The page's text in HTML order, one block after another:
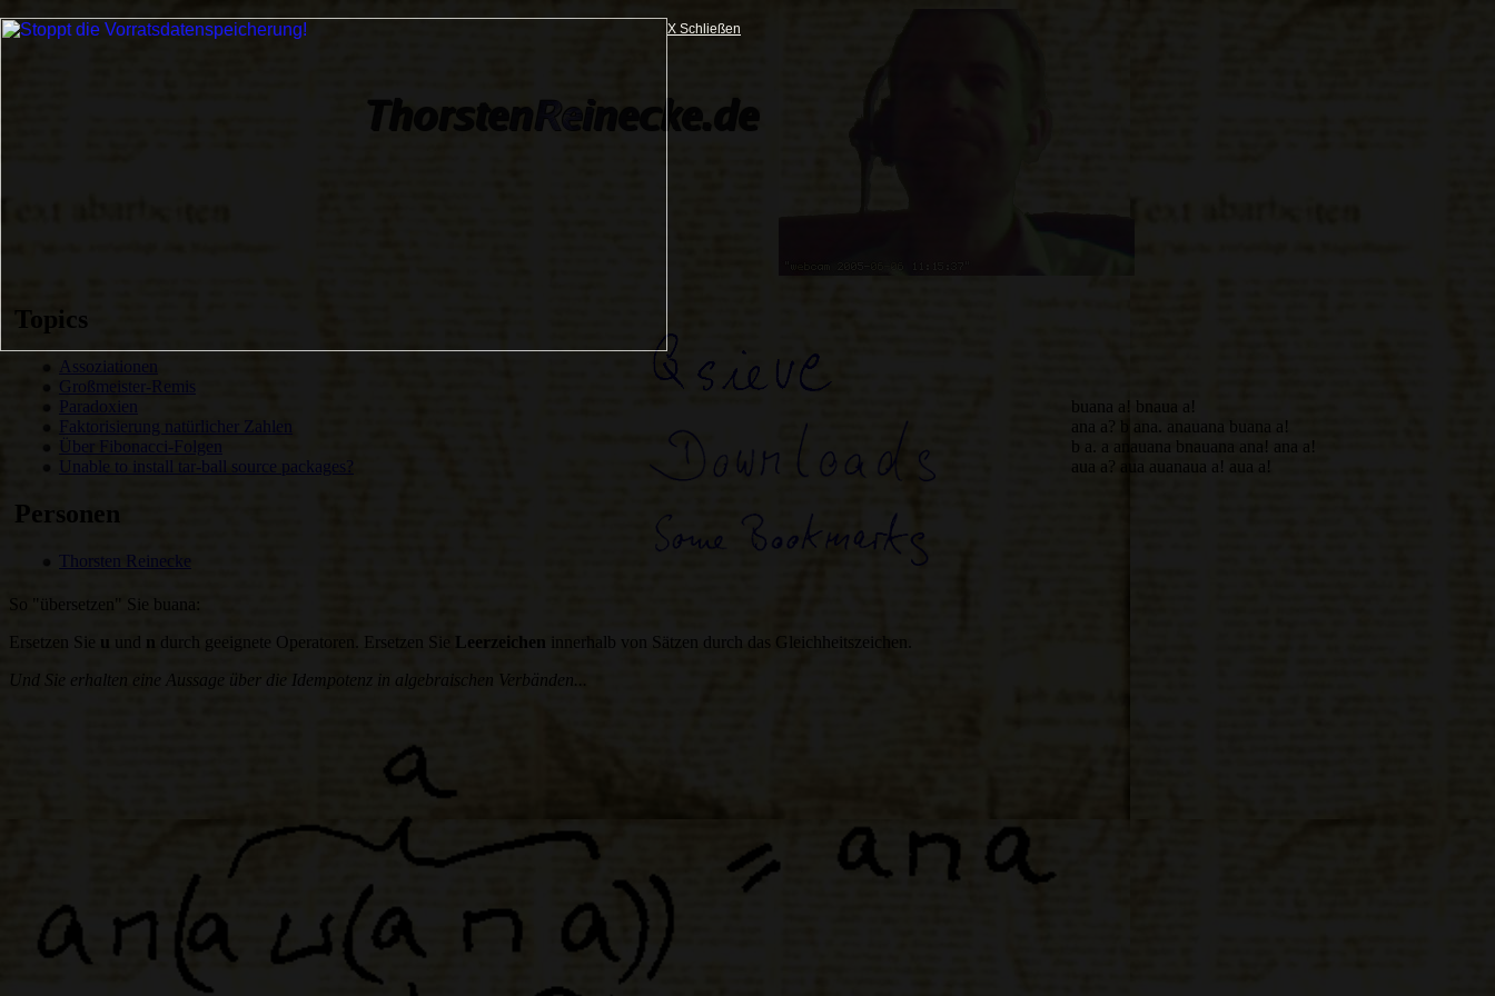
X Schließen
Topics
Assoziationen
Großmeister-Remis
Paradoxien
Faktorisierung natürlicher Zahlen
Über Fibonacci-Folgen
Unable to install tar-ball source packages?
Personen
Thorsten Reinecke
buana a! bnaua a!
ana a? b ana. anauana buana a!
b a. a anauana bnauana ana! ana a!
aua a? aua auanaua a! aua a!
So "übersetzen" Sie buana:
Ersetzen Sie u und n durch geeignete Operatoren. Ersetzen Sie Leerzeichen innerhalb von Sätzen durch das Gleichheitszeichen.
Und Sie erhalten eine Aussage über die Idempotenz in algebraischen Verbänden...